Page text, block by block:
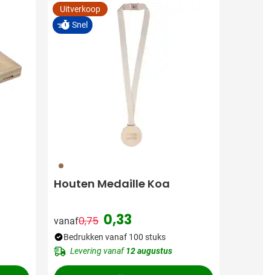
011
Houten Medaille Koa
vanaf
Normale prijs
0,75 0,33
Uitverkoop
Snel
Bedrukken vanaf 100 stuks
Levering vanaf12 augustus